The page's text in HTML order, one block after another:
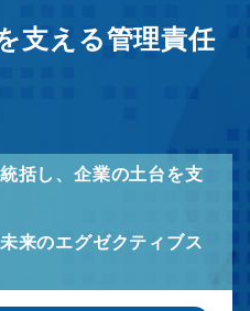
支える管理責任
括し、企業の土台を支
来のエグゼクティブス